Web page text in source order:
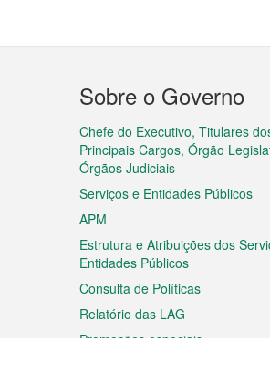
Menu
do
rodapé
Sobre o Governo
Chefe do Executivo, Titulares
Principais Cargos, Órgão
Órgãos Judiciais
Serviços e Entidades Públicos
APM
Estrutura e Atribuições dos
Entidades Públicos
Consulta de Políticas
Relatório das LAG
Promoções especiais